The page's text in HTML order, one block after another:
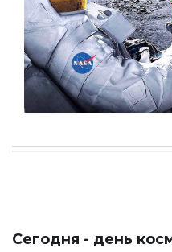
Сегодня - день